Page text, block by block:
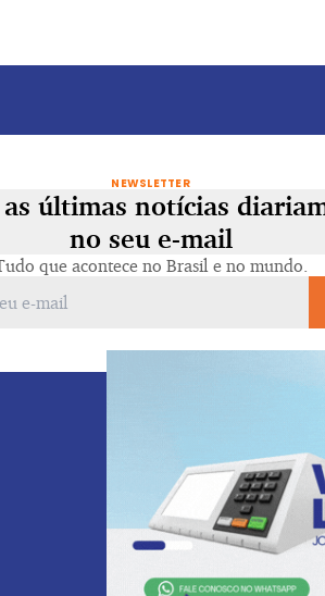
NEWSLETTER
as últimas notícias
no seu e-mail
que acontece no Brasil e no mundo.